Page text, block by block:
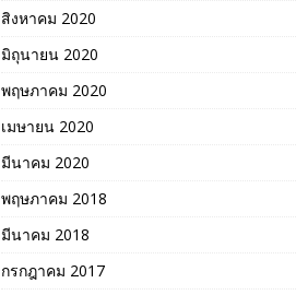
สิงหาคม 2020
มิถุนายน 2020
พฤษภาคม 2020
เมษายน 2020
มีนาคม 2020
พฤษภาคม 2018
มีนาคม 2018
กรกฎาคม 2017